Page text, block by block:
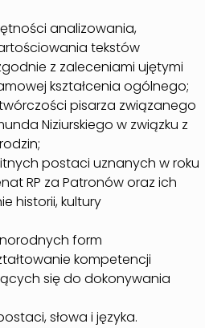
analizowania,
tekstów
z zaleceniami ujętymi
kształcenia ogólnego;
pisarza związanego
Niziurskiego w związku z
postaci uznanych w roku
RP za Patronów oraz ich
historii, kultury
form
kompetencji
się do dokonywania
słowa i języka.